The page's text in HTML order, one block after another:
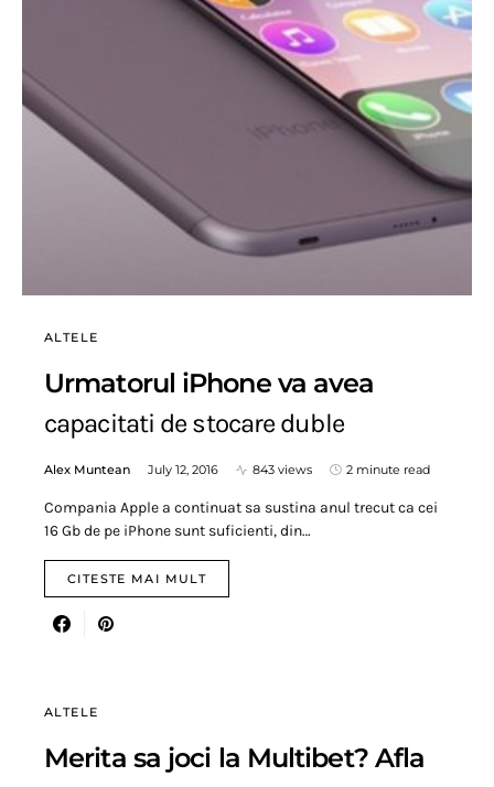
ALTELE
Urmatorul iPhone va avea
capacitati de stocare duble
Alex Muntean July 12, 2016 843 views 2 minute read
Compania Apple a continuat sa sustina anul trecut ca cei
16 Gb de pe iPhone sunt suficienti, din…
CITESTE MAI MULT
ALTELE
Merita sa joci la Multibet? Afla